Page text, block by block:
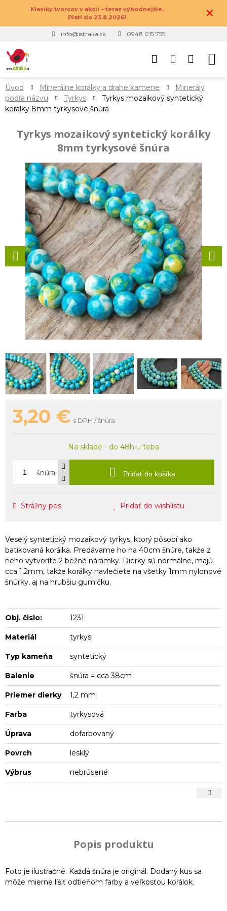
Klasiky tvorcov v akcii – teraz výhodnejšie.
Platí do 23.8.2026!
×
info@istraka.sk 0948 015 755
Úvod Minerálne korálky a drahé kamene
Minerály
podľa názvu
Tyrkys
Tyrkys mozaikový syntetický
korálky 8mm tyrkysové šnúra
Tyrkys mozaikový syntetický korálky
8mm tyrkysové šnúra
3,20 € s DPH / šnúra
Na sklade - do 48h u teba
šnúra Pridať do košíka
Strážny pes Pridať do wishlistu
Veselý syntetický mozaikový tyrkys, ktorý pôsobí ako
batikovaná korálka. Predávame ho na 40cm šnúre, takže z
neho vytvoríte 2 bežné náramky. Dierky sú normálne, majú
cca 1,2mm, takže korálky navlečiete na všetky 1mm nylonové
šnúrky, aj na hrubšiu gumičku.
Obj. čislo: 1231
Materiál tyrkys
Typ kameňa syntetický
Balenie šnúra = cca 38cm
Priemer dierky 1,2 mm
Farba tyrkysová
Úprava dofarbovaný
Povrch lesklý
Výbrus nebrúsené
Popis produktu
Foto je ilustračné. Každá šnúra je originál. Dodaný kus sa
môže mierne líšiť odtieňom farby a veľkosťou korálok.